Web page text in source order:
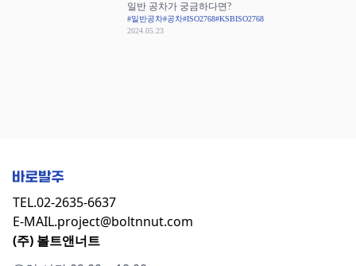
ISO 2768과 KS B ISO 2768
일반 공차가 궁금하다면?
#일반공차#공차#ISO2768#KSBISO2768
2024.05.23
TEL.02-2635-6637
E-MAIL.project@boltnnut.com
(주) 볼트앤너트